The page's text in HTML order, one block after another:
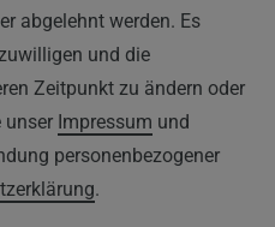
abgelehnt werden. Es
und die
Zeitpunkt zu ändern oder
unser Impressum und
personenbezogener
.